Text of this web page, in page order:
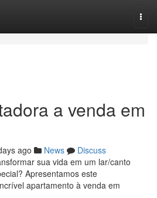
a venda em
ago News
Discuss
sua vida em um lar/canto
Apresentamos este
apartamento à venda em